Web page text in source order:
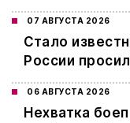
07 АВГУСТА 2026
Стало
России
06 АВГУСТА 2026
Нехватка